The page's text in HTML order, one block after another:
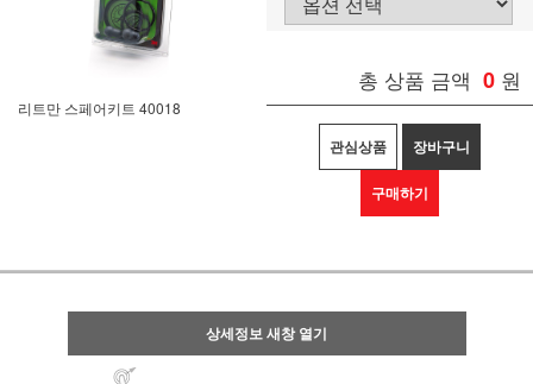
리트만 스페어키트 40018
총 상품 금액 0 원
관심상품 장바구니
구매하기
상세정보 새창 열기